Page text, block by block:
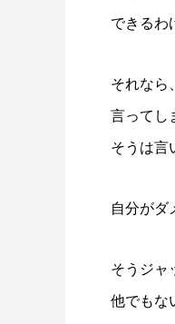
できるわ
それなら
言ってし
そうは言
自分がダ
そうジャ
他でもな